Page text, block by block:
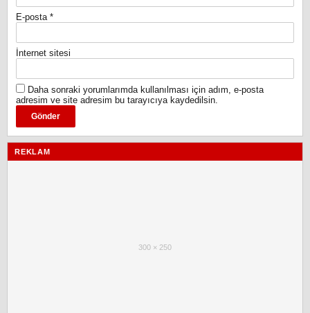
E-posta *
İnternet sitesi
Daha sonraki yorumlarımda kullanılması için adım, e-posta
adresim ve site adresim bu tarayıcıya kaydedilsin.
REKLAM
300 × 250